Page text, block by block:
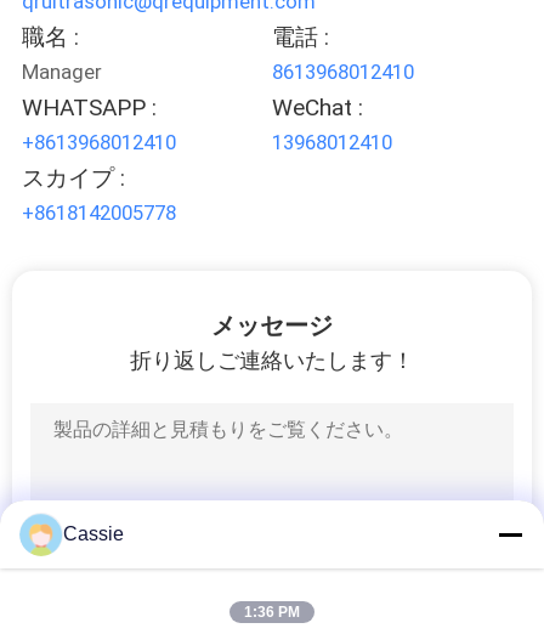
質
管
理
ニ
職名 :
Manager
電話 :
8613968012410
WHATSAPP :
+8613968012410
WeChat :
13968012410
スカイプ :
+8618142005778
メッセージ
折り返しご連絡いたします！
Cassie
1:36 PM